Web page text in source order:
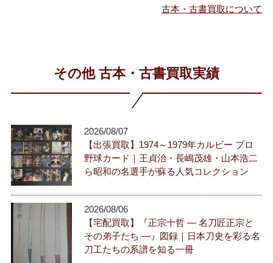
古本・古書買取について
その他 古本・古書買取実績
2026/08/07
【出張買取】1974～1979年カルビー プロ
野球カード｜王貞治・長嶋茂雄・山本浩二
ら昭和の名選手が蘇る人気コレクション
2026/08/06
【宅配買取】『正宗十哲 ― 名刀匠正宗と
その弟子たち ―』図録｜日本刀史を彩る名
刀工たちの系譜を知る一冊